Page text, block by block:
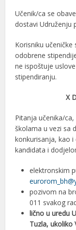
Učenik/ca se
dostavi Udruženju
Korisniku
odobrene
ne ispoštuje
stipendiranju.
Х
Pitanja učenika/
školama u vezi sa
konkurisanja, kao
kandidata i
elektronskim
pozivom na
011 svakog
lično u uredu
Tuzla,